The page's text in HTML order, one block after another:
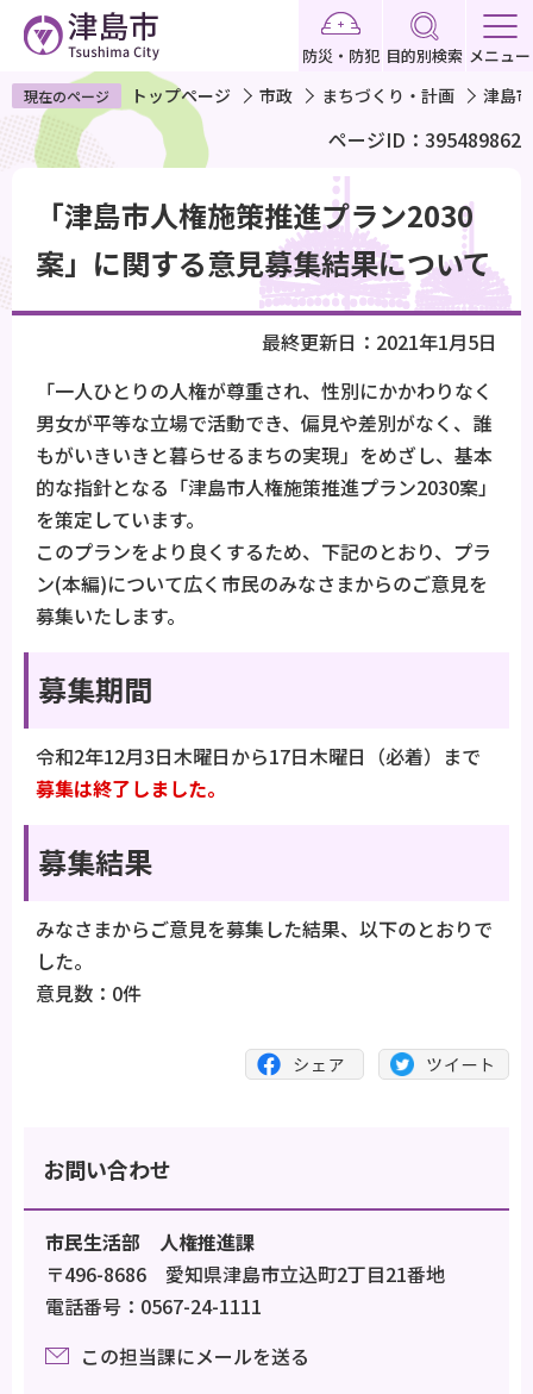
ペ
ー
ジ
で
す
防災・防犯 目的別検索 メニュー
現在のページ トップページ 市政 まちづくり・計画 津島
ページID：395489862
か
「津島市人権施策推進プラン2030
案」に関する意見募集結果について
最終更新日：2021年1月5日
「一人ひとりの人権が尊重され、性別にかかわりなく
男女が平等な立場で活動でき、偏見や差別がなく、誰
もがいきいきと暮らせるまちの実現」をめざし、基本
的な指針となる「津島市人権施策推進プラン2030案」
を策定しています。
このプランをより良くするため、下記のとおり、プラ
ン(本編)について広く市民のみなさまからのご意見を
募集いたします。
募集期間
令和2年12月3日木曜日から17日木曜日（必着）まで
募集は終了しました。
募集結果
みなさまからご意見を募集した結果、以下のとおりで
した。
意見数：0件
お問い合わせ
市民生活部 人権推進課
〒496-8686 愛知県津島市立込町2丁目21番地
電話番号：0567-24-1111
この担当課にメールを送る